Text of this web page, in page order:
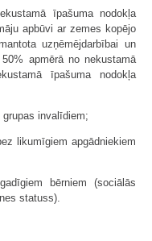
īpašuma nodokļa
apbūvi ar zemes kopējo
uzņēmējdarbībai un
apmērā no nekustamā
īpašuma nodokļa
invalīdiem;
likumīgiem apgādniekiem
bērniem (sociālās
statuss).